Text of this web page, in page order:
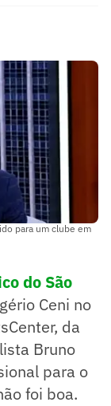
para um clube em
do São
Ceni no
da
Bruno
para o
foi boa.